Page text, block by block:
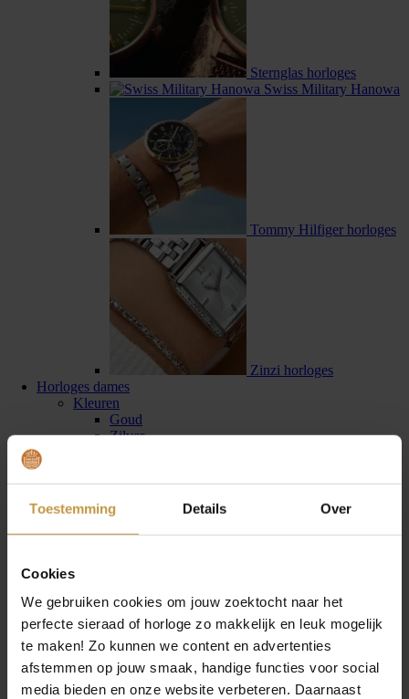
Toestemming Details Over
Cookies
We gebruiken cookies om jouw zoektocht naar het
perfecte sieraad of horloge zo makkelijk en leuk mogelijk
te maken! Zo kunnen we content en advertenties
afstemmen op jouw smaak, handige functies voor social
media bieden en onze website verbeteren. Daarnaast
Sternglas horloges
Swiss Military Hanowa
Tommy Hilfiger horloges
Zinzi horloges
Horloges dames
Kleuren
Goud
Zilver
Groen
Merken
Bulova
Boccia
Daniel Wellington
GC Guess Collection
Hugo Boss
Ice-Watch
Prisma
Raymond Weil